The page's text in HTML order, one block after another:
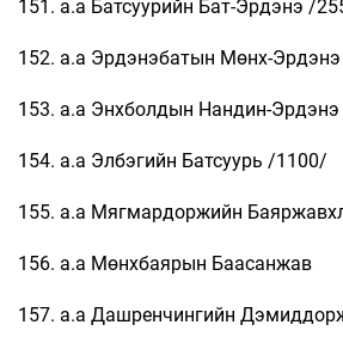
151. а.а Батсуурийн Бат-Эрдэнэ /
152. а.а Эрдэнэбатын Мөнх-
153. а.а Энхболдын Нандин-
154. а.а Элбэгийн Батсуурь /1100/
155. а.а Мягмардоржийн
156. а.а Мөнхбаярын Баасанжав
157. а.а Дашренчингийн